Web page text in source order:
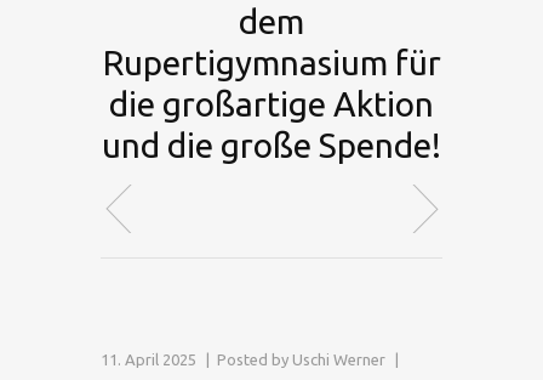
dem
Rupertigymnasium für
die großartige Aktion
und die große Spende!
11. April 2025 Posted by Uschi Werner